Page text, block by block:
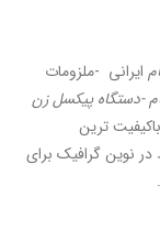
ایرانی -ملزومات
-دستگاه پیکسل زن
ترین
نوین گرافیک برای